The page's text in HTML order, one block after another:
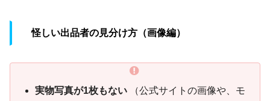
怪しい出品者の見分け方（画像編）
実物写真が1枚もない （公式サイトの画像や、モ